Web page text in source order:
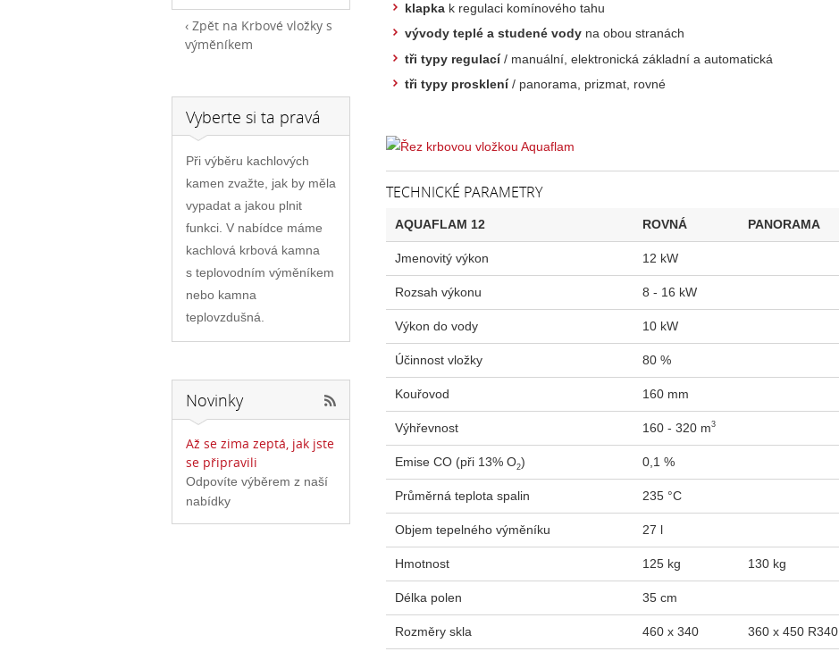
klapka k regulaci komínového tahu
vývody teplé a studené vody na obou stranách
tři typy regulací/ manuální, elektronická základní a automatická
tři typy prosklení/ panorama, prizmat, rovné
TECHNICKÉ PARAMETRY
AQUAFLAM 12 ROVNÁ PANORAMA
Jmenovitý výkon 12 kW
Rozsah výkonu 8 - 16 kW
Výkon do vody 10 kW
Účinnost vložky 80 %
Kouřovod 160 mm
Výhřevnost 160 - 320 m3
Emise CO (při 13% O2) 0,1 %
Průměrná teplota spalin 235 °C
Objem tepelného výměníku 27 l
Hmotnost 125 kg 130 kg
Délka polen 35 cm
Rozměry skla 460 x 340 360 x 450 R340
Zpět na Krbové vložky s
výměníkem
Vyberte si ta pravá
Při výběru kachlových
kamen zvažte, jak by měla
vypadat a jakou plnit
funkci. V nabídce máme
kachlová krbová kamna
s teplovodním výměníkem
nebo kamna
teplovzdušná.
Novinky
Až se zima zeptá, jak jste
se připravili
Odpovíte výběrem z naší
nabídky